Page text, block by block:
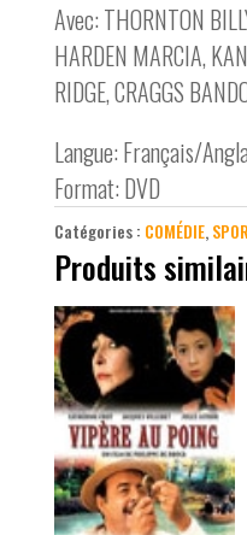
Avec: THORNTON
HARDEN MARCIA,
RIDGE, CRAGGS
Langue: Français/
Format: DVD
Catégories : COMÉDIE,
Produits